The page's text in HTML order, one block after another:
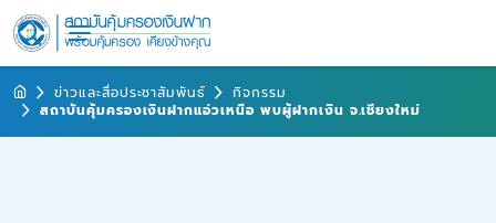
ข่าวและสื่อประชาสัมพันธ์
กิจกรรม
สถาบันคุ้มครองเงินฝากแอ่วเหนือ พบผู้ฝากเงิน จ.เชียงใหม่